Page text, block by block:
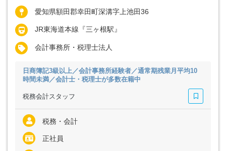
愛知県額田郡幸田町深溝字上池田36
JR東海道本線『三ヶ根駅』
会計事務所・税理士法人
日商簿記3級以上／会計事務所経験者／通常期残業月平均10
時間未満／会計士・税理士が多数在籍中
税務会計スタッフ
税務・会計
正社員